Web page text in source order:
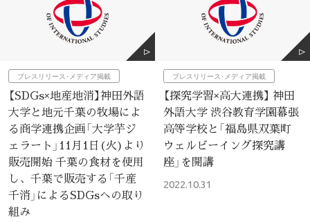
プレスリリース･メディア掲載
【SDGs×地産地消】神田外語
大学と地元千葉の牧場によ
る商学連携企画「大学芋ジ
ェラート」11月1日(火)より
販売開始 千葉の食材を使用
し、千葉で販売する「千産
千消」によるSDGsへの取り
組み
プレスリリース･メディア掲載
【探究学習×高大連携】 神田
外語大学 渋谷教育学園幕張
高等学校と「福島県双葉町
ウェルビーイング探究講
座」を開講
2022.10.31